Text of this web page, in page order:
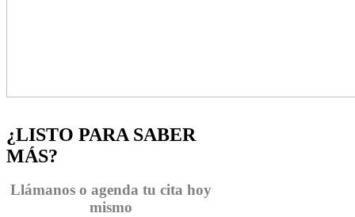
¿LISTO PARA SABER
MÁS?
Llámanos o agenda tu cita hoy
mismo